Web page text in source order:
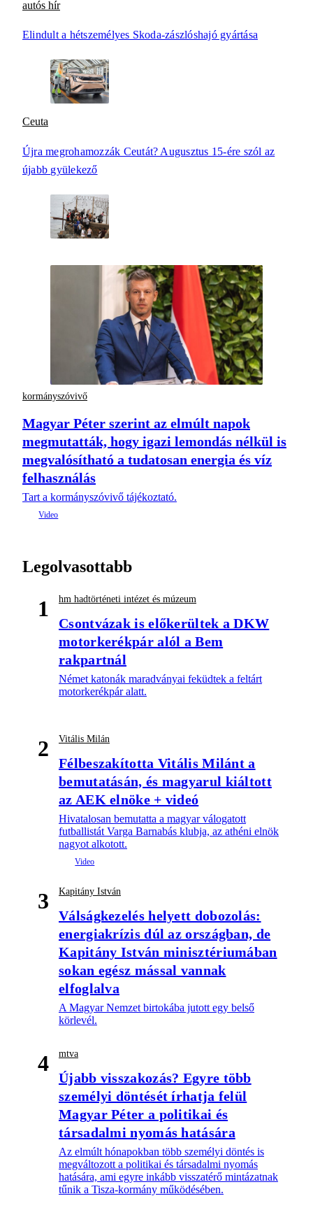
autós hír
Elindult a hétszemélyes Skoda-zászlóshajó gyártása
Ceuta
Újra megrohamozzák Ceutát? Augusztus 15-ére szól az
újabb gyülekező
kormányszóvivő
Magyar Péter szerint az elmúlt napok
megmutatták, hogy igazi lemondás nélkül is
megvalósítható a tudatosan energia és víz
felhasználás
Tart a kormányszóvivő tájékoztató.
Legolvasottabb
1 hm hadtörténeti intézet és múzeum
Csontvázak is előkerültek a DKW
motorkerékpár alól a Bem
rakpartnál
Német katonák maradványai feküdtek a feltárt
motorkerékpár alatt.
2 Vitális Milán
Félbeszakította Vitális Milánt a
bemutatásán, és magyarul kiáltott
az AEK elnöke + videó
Hivatalosan bemutatta a magyar válogatott
futballistát Varga Barnabás klubja, az athéni elnök
nagyot alkotott.
3 Kapitány István
Válságkezelés helyett dobozolás:
energiakrízis dúl az országban, de
Kapitány István minisztériumában
sokan egész mással vannak
elfoglalva
A Magyar Nemzet birtokába jutott egy belső
körlevél.
4 mtva
Újabb visszakozás? Egyre több
személyi döntését írhatja felül
Magyar Péter a politikai és
társadalmi nyomás hatására
Az elmúlt hónapokban több személyi döntés is
megváltozott a politikai és társadalmi nyomás
hatására, ami egyre inkább visszatérő mintázatnak
tűnik a Tisza-kormány működésében.